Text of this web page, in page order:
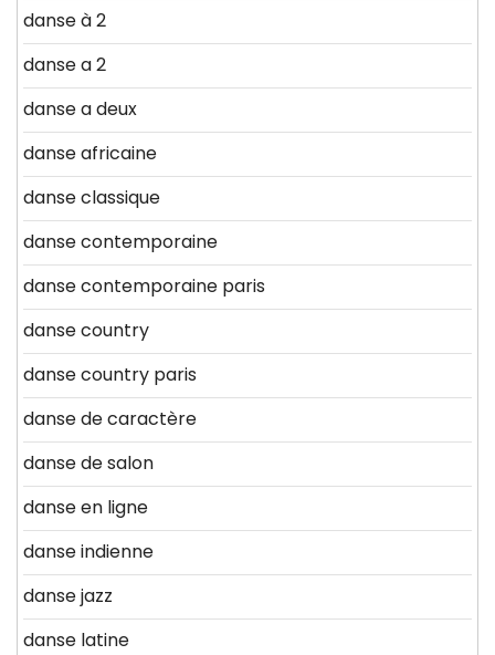
danse à 2
danse a 2
danse a deux
danse africaine
danse classique
danse contemporaine
danse contemporaine paris
danse country
danse country paris
danse de caractère
danse de salon
danse en ligne
danse indienne
danse jazz
danse latine